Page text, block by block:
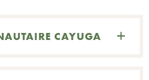
CAYUGA